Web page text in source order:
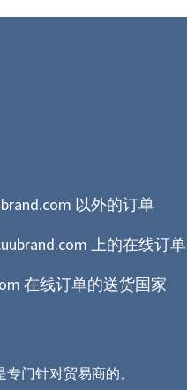
以外的订单
上的在线订单
在线订单的送货国家
门针对贸易商的。